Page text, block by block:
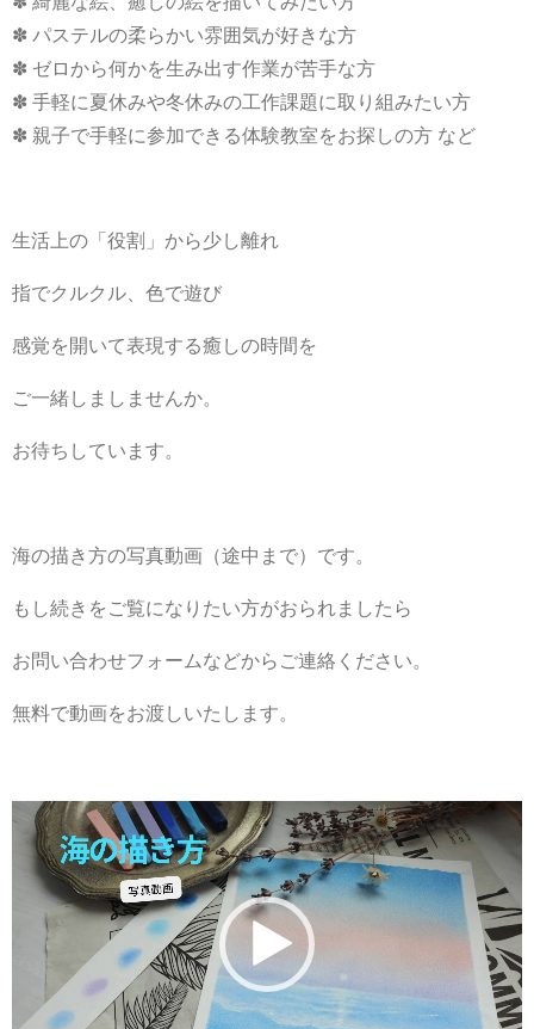
✽ パステルの柔らかい雰囲気が好きな方
✽ ゼロから何かを生み出す作業が苦手な方
✽ 手軽に夏休みや冬休みの工作課題に取り組みたい方
✽ 親子で手軽に参加できる体験教室をお探しの方 など
生活上の「役割」から少し離れ
指でクルクル、色で遊び
感覚を開いて表現する癒しの時間を
ご一緒しましませんか。
お待ちしています。
海の描き方の写真動画（途中まで）です。
もし続きをご覧になりたい方がおられましたら
お問い合わせフォームなどからご連絡ください。
無料で動画をお渡しいたします。
プ
ー